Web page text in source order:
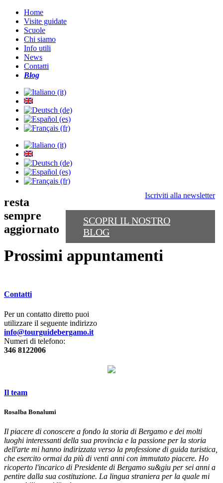
Home
Visite guidate
Scuole
Chi siamo
Info utili
News
Contatti
Blog
Iscriviti alla newsletter
SCOPRI IL NOSTRO
BLOG
resta
sempre
aggiornato
Prossimi appuntamenti
Contatti
Per un contatto diretto puoi
utilizzare il seguente indirizzo
info@tourguidebergamo.it
Numeri di telefono:
346 8122006
Il team
Rosalba Bonalumi
Il piacere di conoscere a fondo la storia di Bergamo e dei molti
luoghi interessanti della sua provincia e la passione per la storia
dell'arte mi hanno indirizzata verso la professione di guida turistica,
che esercito ormai da più di venti anni con immutato piacere. Ho
ricoperto l'incarico di Presidente di Bergamo su&giu per sei anni a
pentire dalla sua costituzione. La lingua straniera per la quale mi